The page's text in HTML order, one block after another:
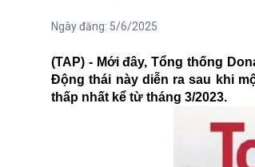
Ngày đăng: 5/6/2025
(TAP) - Mới đây, Tổng thống
Động thái này diễn ra sau khi
thấp nhất kể từ tháng 3/2023.